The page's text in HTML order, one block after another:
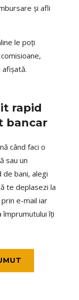
și afli
le poți
rapid
bancar
când faci o
sau un
bani, alegi
te deplasezi la
e-mail iar
îți